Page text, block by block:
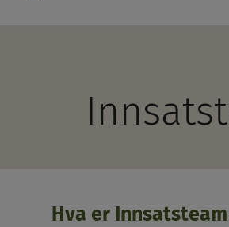
Hva er